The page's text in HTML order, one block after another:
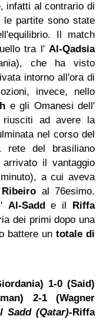
infatti al contrario di
partite sono state
Il match
tra l' Al-Qadsia
che ha visto
intorno all'ora di
invece, nello
e gli Omanesi dell'
ad avere la
nel corso del
rete del brasiliano
arrivato il vantaggio
a cui aveva
al 76esimo.
Al-Sadde il Riffa
dei primi dopo una
battere untotale di
1-0 (Said)
2-1 (Wagner
Sadd (Qatar)-Riffa